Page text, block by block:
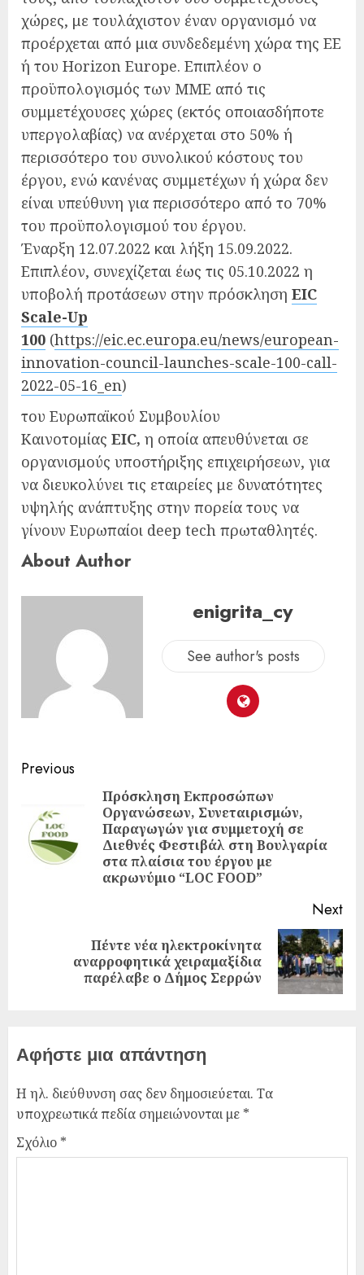
χώρες, με τουλάχιστον έναν οργανισμό να
προέρχεται από μια συνδεδεμένη χώρα της ΕΕ
ή του Horizon Europe. Επιπλέον ο
προϋπολογισμός των ΜΜΕ από τις
συμμετέχουσες χώρες (εκτός οποιασδήποτε
υπεργολαβίας) να ανέρχεται στο 50% ή
περισσότερο του συνολικού κόστους του
έργου, ενώ κανένας συμμετέχων ή χώρα δεν
είναι υπεύθυνη για περισσότερο από το 70%
του προϋπολογισμού του έργου.
Έναρξη 12.07.2022 και λήξη 15.09.2022.
Επιπλέον, συνεχίζεται έως τις 05.10.2022 η
υποβολή προτάσεων στην πρόσκληση EIC
Scale-Up
100 (https://eic.ec.europa.eu/news/european-
innovation-council-launches-scale-100-call-
2022-05-16_en)
του Ευρωπαϊκού Συμβουλίου
Καινοτομίας EIC, η οποία απευθύνεται σε
οργανισμούς υποστήριξης επιχειρήσεων, για
να διευκολύνει τις εταιρείες με δυνατότητες
υψηλής ανάπτυξης στην πορεία τους να
γίνουν Ευρωπαίοι deep tech πρωταθλητές.
About Author
enigrita_cy
See author's posts
Previous
Πρόσκληση Εκπροσώπων
Οργανώσεων, Συνεταιρισμών,
Παραγωγών για συμμετοχή σε
Διεθνές Φεστιβάλ στη Βουλγαρία
στα πλαίσια του έργου με
ακρωνύμιο “LOC FOOD”
Next
Πέντε νέα ηλεκτροκίνητα
αναρροφητικά χειραμαξίδια
παρέλαβε ο Δήμος Σερρών
Αφήστε μια απάντηση
Η ηλ. διεύθυνση σας δεν δημοσιεύεται. Τα
υποχρεωτικά πεδία σημειώνονται με *
Σχόλιο *